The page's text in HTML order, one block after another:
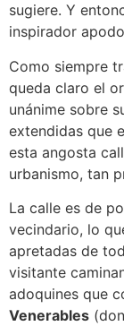
sugiere. Y
inspirador
Como siempre
queda claro el
unánime sobre
extendidas que
esta angosta
urbanismo, tan
La calle es de
vecindario, lo
apretadas de
visitante
adoquines que
Venerables